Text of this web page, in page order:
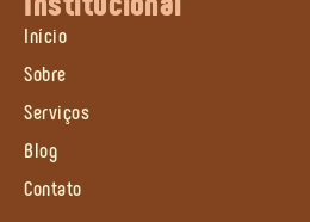
Início
Sobre
Serviços
Blog
Contato